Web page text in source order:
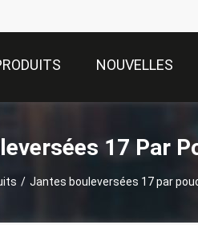
NOUVELLES
17 Par
/ Jantes bouleversées 17 par